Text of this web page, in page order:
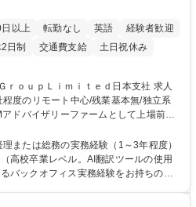
以上 転勤なし 英語
経験者歓迎
日制 交通費支給 土日祝休み
ｏｕｐＬｉｍｉｔｅｄ日本支社 求人
度のリモート中心/残業基本無/独立系
経理・総務をお任せします。基礎的な
組織を支える専任担当として広く活躍
（AI翻訳ツール等を使用しての対応で
または総務の実務経験（1～3年程度）
高校卒業レベル。AI翻訳ツールの使用
バックオフィス実務経験をお持ちの方